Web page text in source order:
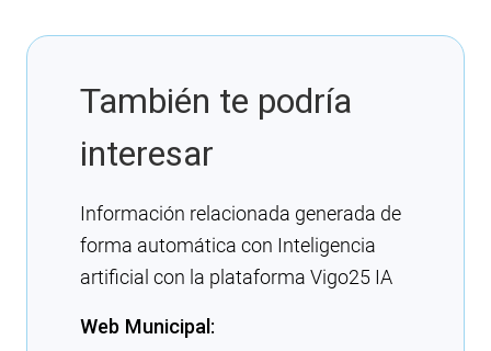
También te podría
interesar
Información relacionada generada de
forma automática con Inteligencia
artificial con la plataforma Vigo25 IA
Web Municipal: